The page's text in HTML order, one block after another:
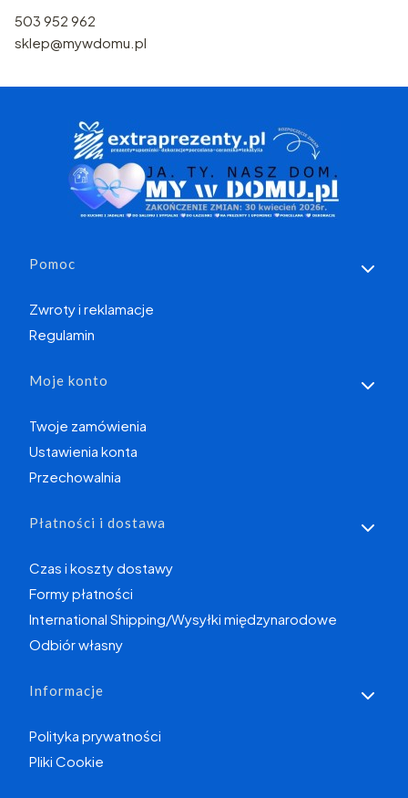
503 952 962
sklep@mywdomu.pl
Linki w stopce
Pomoc
Zwroty i reklamacje
Regulamin
Moje konto
Twoje zamówienia
Ustawienia konta
Przechowalnia
Płatności i dostawa
Czas i koszty dostawy
Formy płatności
International Shipping/Wysyłki międzynarodowe
Odbiór własny
Informacje
Polityka prywatności
Pliki Cookie